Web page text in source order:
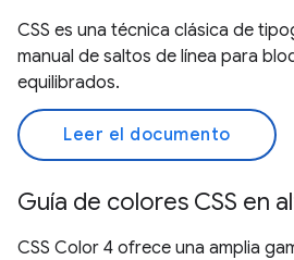
CSS es una técnica clásica de
manual de saltos de línea para
equilibrados.
Leer el documento
Guía de colores CSS en
CSS Color 4 ofrece una amplia